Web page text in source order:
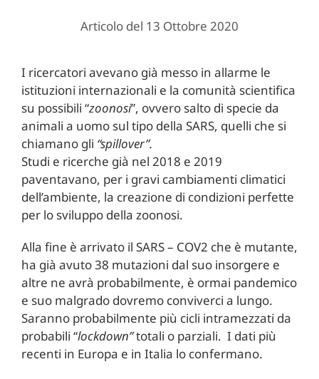
Articolo del 13 Ottobre 2020
I ricercatori avevano già messo in allarme le
istituzioni internazionali e la comunità scientifica
su possibili “zoonosi”, ovvero salto di specie da
animali a uomo sul tipo della SARS, quelli che si
chiamano gli “spillover”.
Studi e ricerche già nel 2018 e 2019
paventavano, per i gravi cambiamenti climatici
dell’ambiente, la creazione di condizioni perfette
per lo sviluppo della zoonosi.
Alla fine è arrivato il SARS – COV2 che è mutante,
ha già avuto 38 mutazioni dal suo insorgere e
altre ne avrà probabilmente, è ormai pandemico
e suo malgrado dovremo conviverci a lungo.
Saranno probabilmente più cicli intramezzati da
probabili “lockdown”totali o parziali. I dati più
recenti in Europa e in Italia lo confermano.